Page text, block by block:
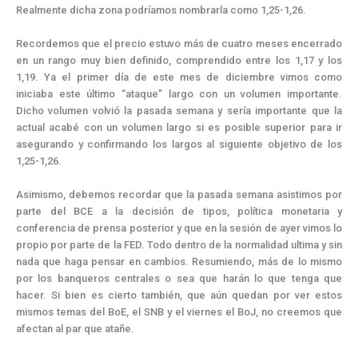
Realmente dicha zona podríamos nombrarla como 1,25-1,26.
Recordemos que el precio estuvo más de cuatro meses encerrado
en un rango muy bien definido, comprendido entre los 1,17 y los
1,19. Ya el primer día de este mes de diciembre vimos como
iniciaba este último “ataque” largo con un volumen importante.
Dicho volumen volvió la pasada semana y sería importante que la
actual acabé con un volumen largo si es posible superior para ir
asegurando y confirmando los largos al siguiente objetivo de los
1,25-1,26.
Asimismo, debemos recordar que la pasada semana asistimos por
parte del BCE a la decisión de tipos, política monetaria y
conferencia de prensa posterior y que en la sesión de ayer vimos lo
propio por parte de la FED. Todo dentro de la normalidad ultima y sin
nada que haga pensar en cambios. Resumiendo, más de lo mismo
por los banqueros centrales o sea que harán lo que tenga que
hacer. Si bien es cierto también, que aún quedan por ver estos
mismos temas del BoE, el SNB y el viernes el BoJ, no creemos que
afectan al par que atañe.